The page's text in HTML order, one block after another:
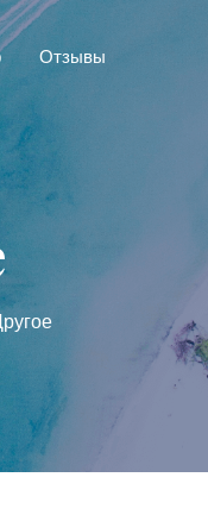
Отзывы